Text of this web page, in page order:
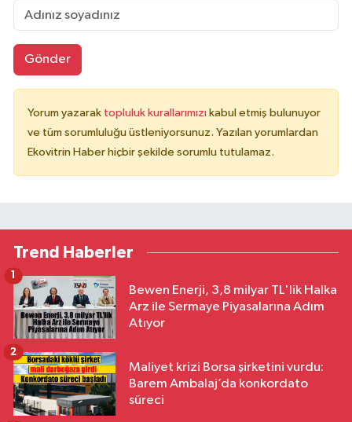
Gönder
Yorum yazarak topluluk kurallarımızı kabul etmiş bulunuyor
ve tüm sorumluluğu üstleniyorsunuz. Yazılan yorumlardan
Ekovitrin Haber hiçbir şekilde sorumlu tutulamaz.
Trend Haberler
Bewen Enerji, 3,8 milyar TL'lik Halka
Arz ile Sermaye Piyasalarına Adım
Atıyor
1
Maliyet krizi Borsa şirketini vurdu:
Barem Ambalaj’da konkordato
süreci
2